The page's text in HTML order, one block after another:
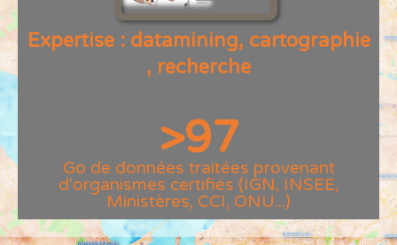
Expertise : datamining, cartographie
, recherche
>97
Go de données traitées provenant
d'organismes certifiés (IGN, INSEE,
Ministères, CCI, ONU...)